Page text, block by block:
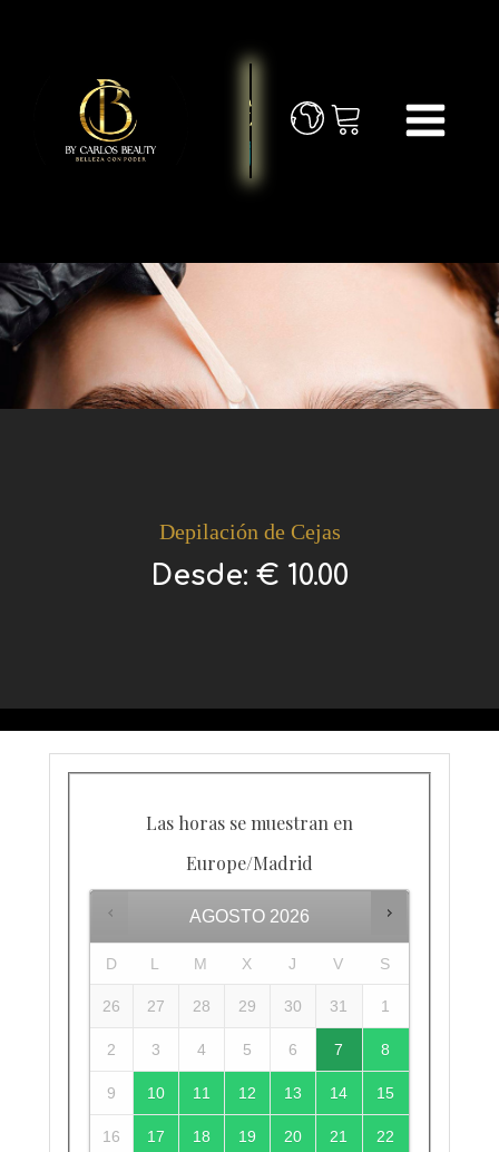
Depilación de Cejas
Desde: € 10.00
Las horas se muestran en
Europe/Madrid
AGOSTO 2026
D L M X J V S
26 27 28 29 30 31 1
2 3 4 5 6 7 8
9 10 11 12 13 14 15
16 17 18 19 20 21 22